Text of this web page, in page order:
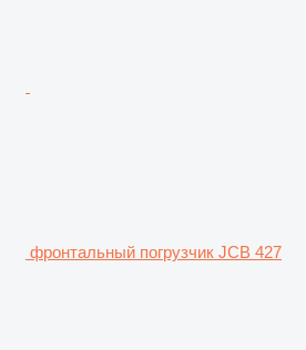
фронтальный погрузчик JCB 427